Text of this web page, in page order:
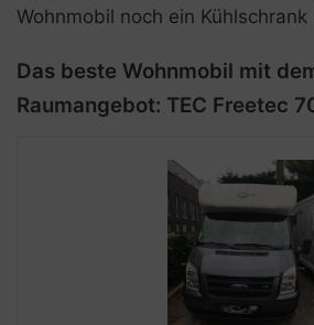
Wohnmobil noch ein
Das beste Wohnmobil mit
Raumangebot: TEC Freetec